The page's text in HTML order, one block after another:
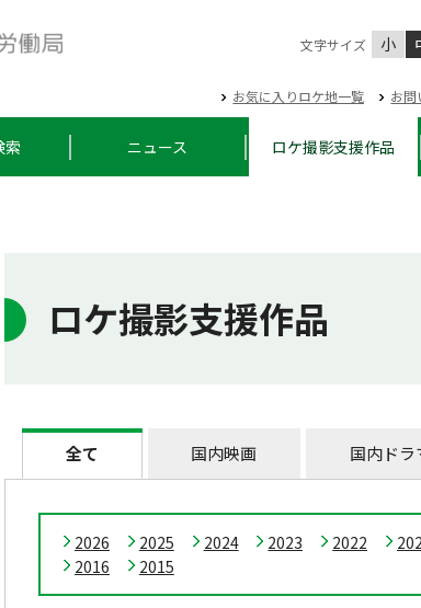
文字サイズ 小
お気に入りロケ地一覧 お問
索 ニュース ロケ撮影支援作品
ロケ撮影支援作品
全て 国内映画 国内ドラ
2026 2025 2024 2023 2022
2016
2015